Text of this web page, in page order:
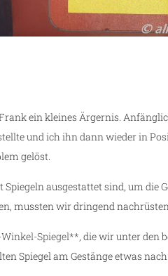
ein kleines Ärgernis.
und ich ihn dann wieder in
gelöst.
ausgestattet sind, um die
mussten wir dringend
Spiegel**, die wir unter den
Spiegel am Gestänge etwas